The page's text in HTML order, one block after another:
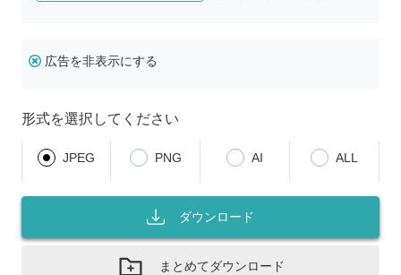
広告を非表示にする
形式を選択してください
JPEG PNG AI ALL
ダウンロード
まとめてダウンロード